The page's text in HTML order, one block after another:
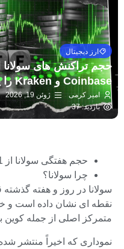
ارز دیجیتال
Coinbase و Kraken را پشت سر گذاشت – U.Today
امیر کرمی ژوئن 19, 2026
بازدید: 37
حجم هفتگی سولانا از 7.1 میلیارد دلار فراتر رفت
چرا سولانا؟
سولانا در روز و هفته
نقطه ای نشان داده است و
متمرکز اصلی از جمله
نموداری که اخیراً منتشر